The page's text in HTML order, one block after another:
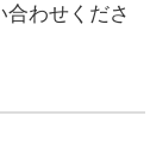
わせくださ